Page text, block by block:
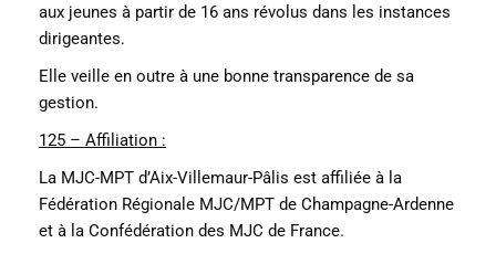
aux jeunes à partir de 16 ans révolus dans les instances
dirigeantes.
Elle veille en outre à une bonne transparence de sa
gestion.
125 – Affiliation :
La MJC-MPT d’Aix-Villemaur-Pâlis est affiliée à la
Fédération Régionale MJC/MPT de Champagne-Ardenne
et à la Confédération des MJC de France.